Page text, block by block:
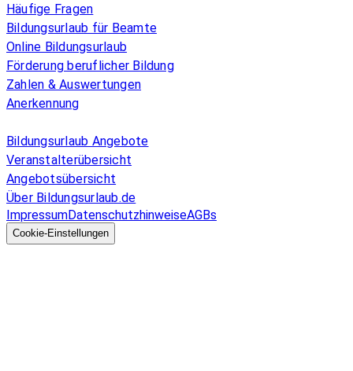
Häufige Fragen
Bildungsurlaub für Beamte
Online Bildungsurlaub
Förderung beruflicher Bildung
Zahlen & Auswertungen
Anerkennung
Bildungsurlaub Angebote
Veranstalterübersicht
Angebotsübersicht
Über Bildungsurlaub.de
ImpressumDatenschutzhinweiseAGBs
Cookie-Einstellungen